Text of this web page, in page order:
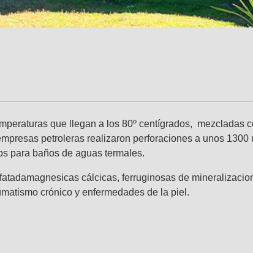
que llegan a los 80º centígrados, mezcladas
petroleras realizaron perforaciones a unos
para baños de aguas termales.
cálcicas, ferruginosas de
crónico y enfermedades de la piel.